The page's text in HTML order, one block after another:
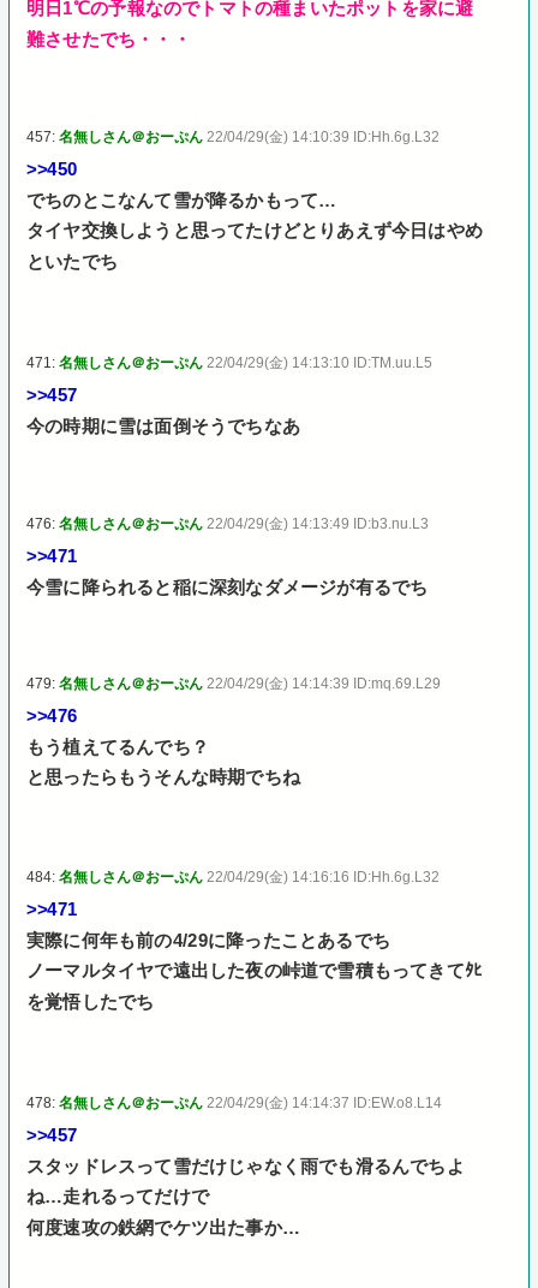
明日1℃の予報なのでトマトの種まいたポットを家に避
難させたでち・・・
457:名無しさん＠おーぷん 22/04/29(金) 14:10:39 ID:Hh.6g.L32
>>450
でちのとこなんて雪が降るかもって…
タイヤ交換しようと思ってたけどとりあえず今日はやめ
といたでち
471:名無しさん＠おーぷん 22/04/29(金) 14:13:10 ID:TM.uu.L5
>>457
今の時期に雪は面倒そうでちなあ
476:名無しさん＠おーぷん 22/04/29(金) 14:13:49 ID:b3.nu.L3
>>471
今雪に降られると稲に深刻なダメージが有るでち
479:名無しさん＠おーぷん 22/04/29(金) 14:14:39 ID:mq.69.L29
>>476
もう植えてるんでち？
と思ったらもうそんな時期でちね
484:名無しさん＠おーぷん 22/04/29(金) 14:16:16 ID:Hh.6g.L32
>>471
実際に何年も前の4/29に降ったことあるでち
ノーマルタイヤで遠出した夜の峠道で雪積もってきてﾀﾋ
を覚悟したでち
478:名無しさん＠おーぷん 22/04/29(金) 14:14:37 ID:EW.o8.L14
>>457
スタッドレスって雪だけじゃなく雨でも滑るんでちよ
ね…走れるってだけで
何度速攻の鉄網でケツ出た事か…